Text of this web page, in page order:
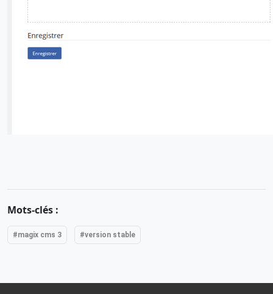
Mots-clés :
#magix cms 3 #version stable